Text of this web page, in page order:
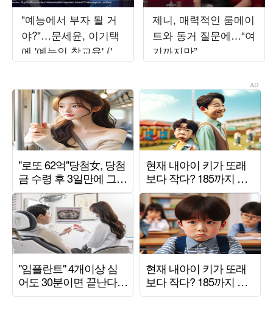
"예능에서 부자 될 거
야?"…문세윤, 이기택
에 '예능인 참교육' ('1
박 2일')
제니, 매력적인 룸메이
트와 동거 질문에…“여
기까지만”